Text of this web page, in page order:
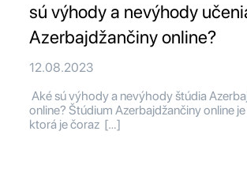
sú výhody a nevýhody
Azerbajdžančiny online?
12.08.2023
Aké sú výhody a nevýhody štúdia
online? Štúdium Azerbajdžančiny online
ktorá je čoraz […]